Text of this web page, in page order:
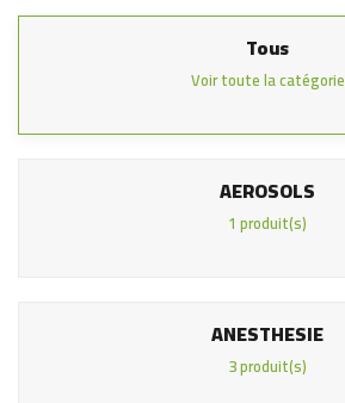
Tous
Voir toute la catégorie
AEROSOLS
1 produit(s)
ANESTHESIE
3 produit(s)